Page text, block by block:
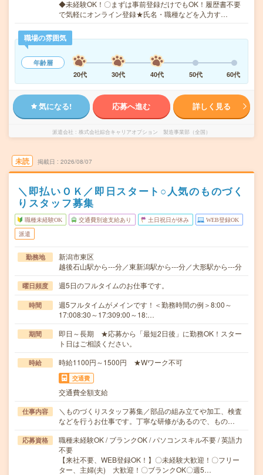
◆未経験OK！〇まずは事前登録だけでもOK！履歴書不要
で気軽にオンライン登録★氏名・職種などを入力す…
職場の雰囲気
年齢層
20代
30代 40代 50代 60代
気になる! 応募へ進む 詳しく見る
派遣会社 株式会社綜合キャリアオプション 製造事業部（全国）
未読 掲載日 2026/08/07
＼即払いＯＫ／即日スタート○人気のものづく
りスタッフ募集
職種未経験OK 交通費別途支給あり 土日祝日が休み WEB登録OK
派遣
勤務地
新潟市東区
越後石山駅から---分／東新潟駅から---分／大形駅から---分
曜日頻度 週5日のフルタイムのお仕事です。
時間
週5フルタイムがメインです！＜勤務時間の例＞8:00～
17:008:30～17:309:00～18:…
期間
即日～長期 ★応募から「最短2日後」に勤務OK！スター
ト日はご相談ください。
時給 時給1100円～1500円 ★Wワーク不可
交通費
交通費全額支給
仕事内容
＼ものづくりスタッフ募集／部品の組み立てや加工、検査
などを行うお仕事です。丁寧な研修があるので、もの…
応募資格
職種未経験OK / ブランクOK / パソコンスキル不要 / 英語力
不要
【来社不要、WEB登録OK！】〇未経験大歓迎！〇フリー
ター、主婦(夫) 大歓迎！〇ブランクOK〇週5…